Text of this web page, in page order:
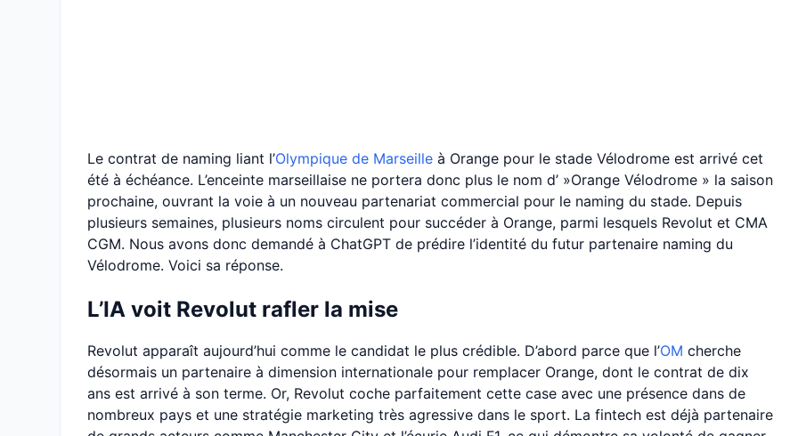
Le contrat de naming liant l’Olympique de Marseille à Orange pour le stade Vélodrome est arrivé cet
été à échéance. L’enceinte marseillaise ne portera donc plus le nom d’ »Orange Vélodrome » la saison
prochaine, ouvrant la voie à un nouveau partenariat commercial pour le naming du stade. Depuis
plusieurs semaines, plusieurs noms circulent pour succéder à Orange, parmi lesquels Revolut et CMA
CGM. Nous avons donc demandé à ChatGPT de prédire l’identité du futur partenaire naming du
Vélodrome. Voici sa réponse.
L’IA voit Revolut rafler la mise
Revolut apparaît aujourd’hui comme le candidat le plus crédible. D’abord parce que l’OM cherche
désormais un partenaire à dimension internationale pour remplacer Orange, dont le contrat de dix
ans est arrivé à son terme. Or, Revolut coche parfaitement cette case avec une présence dans de
nombreux pays et une stratégie marketing très agressive dans le sport. La fintech est déjà partenaire